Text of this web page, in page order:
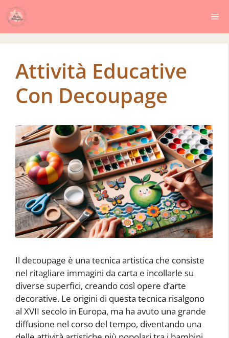
Vai
contenuto
Attività Educative
Con Decoupage
Il decoupage è una tecnica artistica che consiste
nel ritagliare immagini da carta e incollarle su
diverse superfici, creando così opere d’arte
decorative. Le origini di questa tecnica risalgono
al XVII secolo in Europa, ma ha avuto una grande
diffusione nel corso del tempo, diventando una